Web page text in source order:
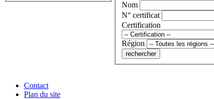
Nom
N° certificat
Certification
Région
Contact
Plan du site